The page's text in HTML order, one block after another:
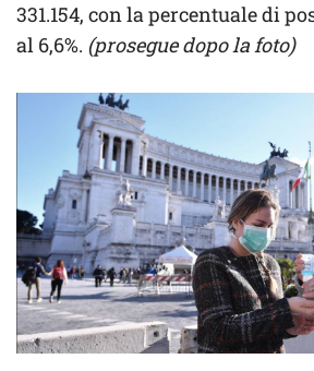
331.154, con la percentuale di
al 6,6%. (prosegue dopo la foto)